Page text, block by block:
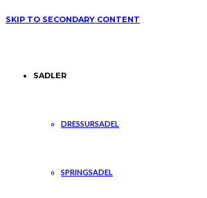
SKIP TO SECONDARY CONTENT
SADLER
DRESSURSADEL
SPRINGSADEL